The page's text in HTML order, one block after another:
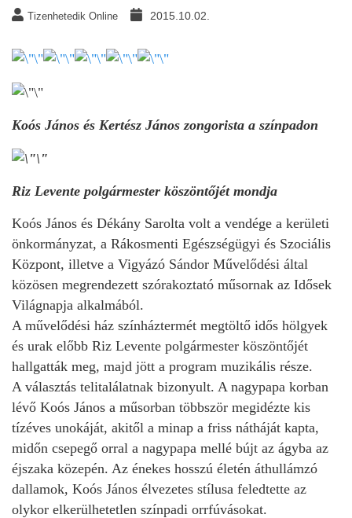
Tizenhetedik Online 2015.10.02.
Koós János és Kertész János zongorista a színpadon
Riz Levente polgármester köszöntőjét mondja
Koós János és Dékány Sarolta volt a vendége a kerületi
önkormányzat, a Rákosmenti Egészségügyi és Szociális
Központ, illetve a Vigyázó Sándor Művelődési által
közösen megrendezett szórakoztató műsornak az Idősek
Világnapja alkalmából.
A művelődési ház színháztermét megtöltő idős hölgyek
és urak előbb Riz Levente polgármester köszöntőjét
hallgatták meg, majd jött a program muzikális része.
A választás telitalálatnak bizonyult. A nagypapa korban
lévő Koós János a műsorban többször megidézte kis
tízéves unokáját, akitől a minap a friss nátháját kapta,
midőn csepegő orral a nagypapa mellé bújt az ágyba az
éjszaka közepén. Az énekes hosszú életén áthullámzó
dallamok, Koós János élvezetes stílusa feledtette az
olykor elkerülhetetlen színpadi orrfúvásokat.